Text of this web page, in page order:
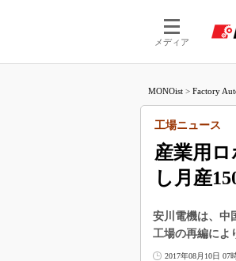
メディア
MONOist > Factory
産業用
し月産
工場ニュース
安川電機は、中
工場の再編によ
2017年08月10日 07